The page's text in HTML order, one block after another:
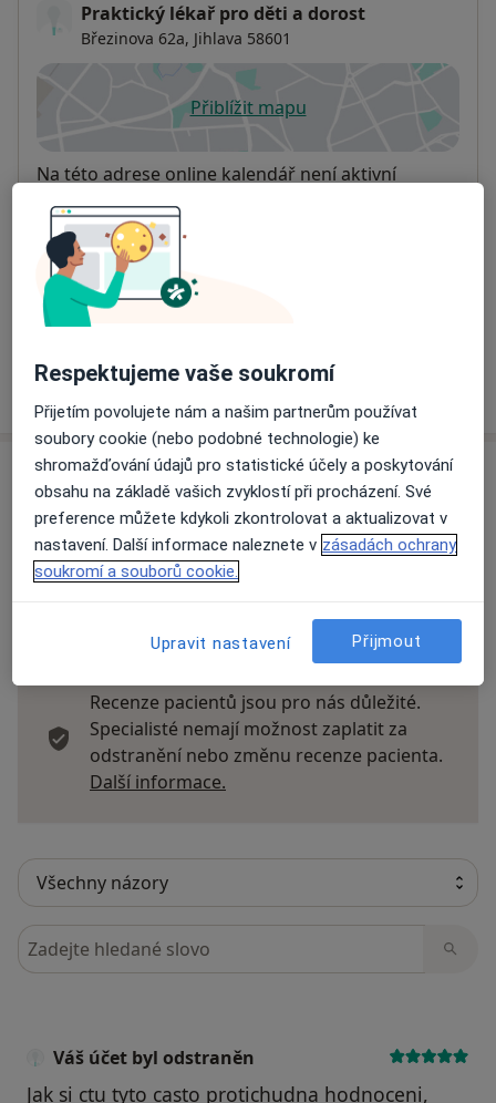
Praktický lékař pro děti a dorost
Březinova 62a, Jihlava 58601
Přiblížit mapuse otevře v nové záložce
Dostupnost
Na této adrese online kalendář není aktivní
Co mám v takové situaci udělat?
Způsoby platby (soukromé návštěvy)
Na teto adrese lékař přijímá pacienty na pojišťovnu
Detaily
Více
Názory
Přidejte svůj názor
Recenze pacientů jsou pro nás důležité.
Specialisté nemají možnost zaplatit za
odstranění nebo změnu recenze pacienta.
Další informace.
Hledejte v názorech
Váš účet byl odstraněn
Jak si ctu tyto casto protichudna hodnoceni,
Respektujeme vaše soukromí
Přijetím povolujete nám a našim partnerům používat
soubory cookie (nebo podobné technologie) ke
shromažďování údajů pro statistické účely a poskytování
obsahu na základě vašich zvyklostí při procházení. Své
preference můžete kdykoli zkontrolovat a aktualizovat v
nastavení. Další informace naleznete v zásadách ochrany
soukromí a souborů cookie.
Upravit nastavení Přijmout